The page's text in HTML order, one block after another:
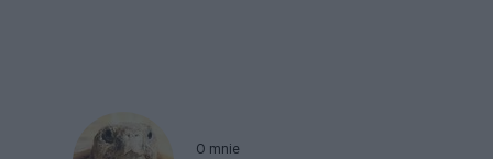
O mnie